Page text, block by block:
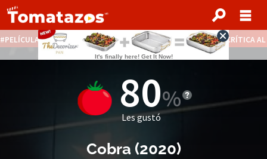
PELÍCULAS STREAMING GRATIS NOTICIAS DESTACADAS CRÍTICA
80
Les gustó
Cobra (2020)